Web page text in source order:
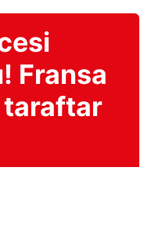
Fransa
taraftar